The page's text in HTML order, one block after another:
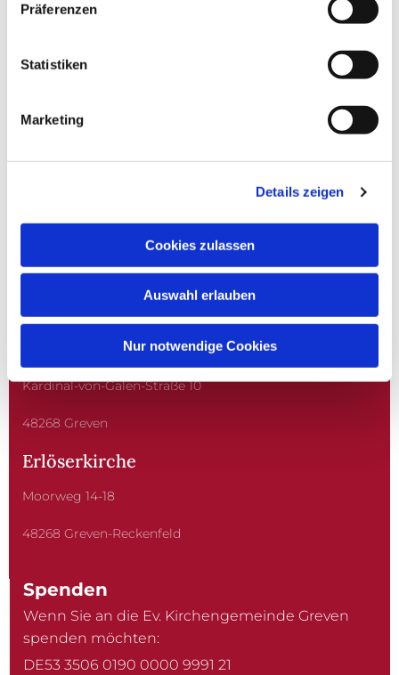
Präferenzen
Statistiken
Marketing
Details zeigen
Cookies zulassen
Auswahl erlauben
Nur notwendige Cookies
EV. KIRCHENGEMEINDE
Christuskirche
Kardinal-von-Galen-Straße 10
48268 Greven
Erlöserkirche
Moorweg 14-18
48268 Greven-Reckenfeld
Spenden
Wenn Sie an die Ev. Kirchengemeinde Greven
spenden möchten:
DE53 3506 0190 0000 9991 21